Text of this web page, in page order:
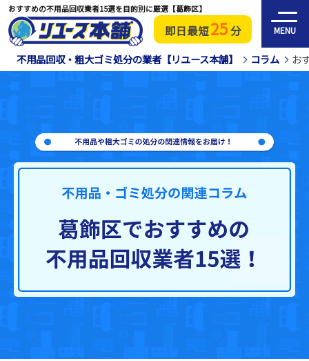
即日最短25分 MENU
おすすめの不用品回収業者15選を目的別に厳選【葛飾区】
不用品回収・粗大ゴミ処分の業者【リユース本舗】 コラム お